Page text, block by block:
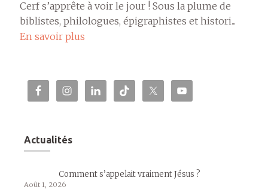
Cerf s’apprête à voir le jour ! Sous la plume de
biblistes, philologues, épigraphistes et histori...
En savoir plus
Actualités
Comment s’appelait vraiment Jésus ?
Août 1, 2026